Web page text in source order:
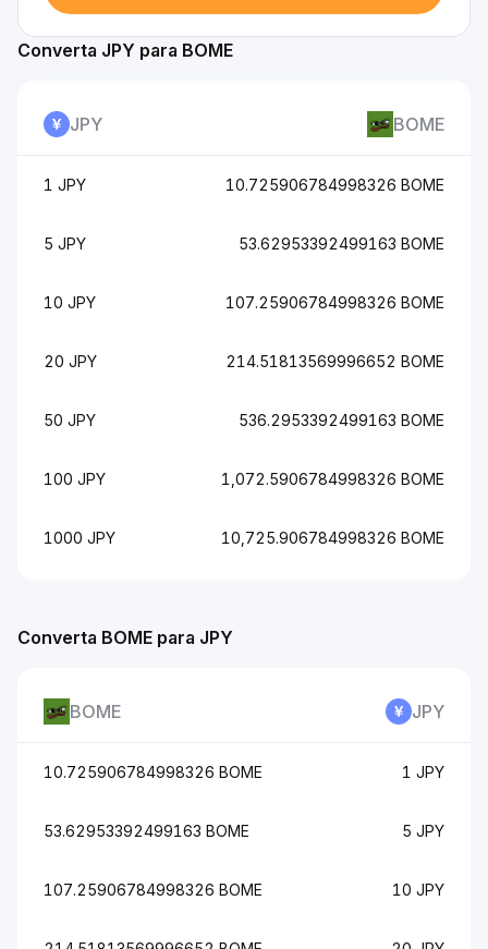
Converta BOME para JPY
BOME JPY
10.725906784998326 BOME 1 JPY
53.62953392499163 BOME 5 JPY
107.25906784998326 BOME 10 JPY
Converta JPY para BOME
JPY BOME
1 JPY 10.725906784998326 BOME
5 JPY 53.62953392499163 BOME
10 JPY 107.25906784998326 BOME
20 JPY 214.51813569996652 BOME
50 JPY 536.2953392499163 BOME
100 JPY 1,072.5906784998326 BOME
1000 JPY 10,725.906784998326 BOME